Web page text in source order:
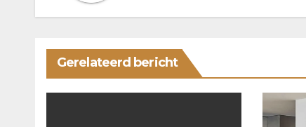
Gerelateerd bericht